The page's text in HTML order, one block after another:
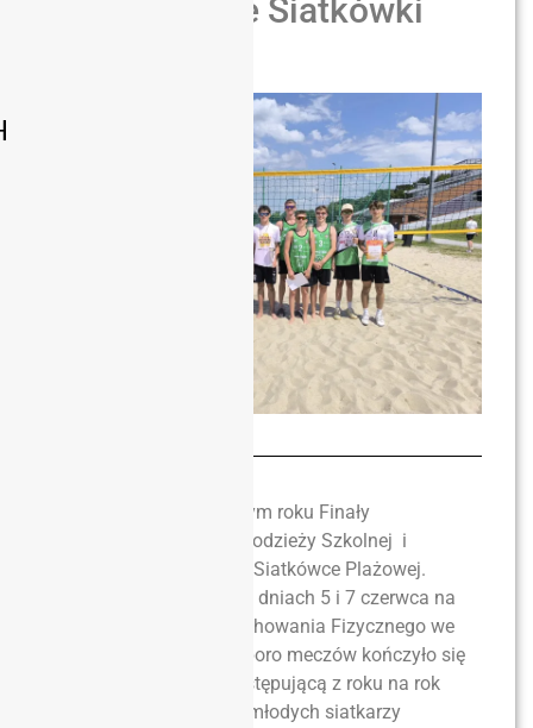
Dolnośląskie Siatkówki
Bardzo zacięte były w tym roku Finały
Dolnośląskie Igrzysk Młodzieży Szkolnej i
Licealiady Młodzieży w Siatkówce Plażowej.
Podczas rozegranych w dniach 5 i 7 czerwca na
boiskach Akademii Wychowania Fizycznego we
Wrocławiu turniejach sporo meczów kończyło się
tie-breakami. Widać postępującą z roku na rok
progresję umiejętności młodych siatkarzy